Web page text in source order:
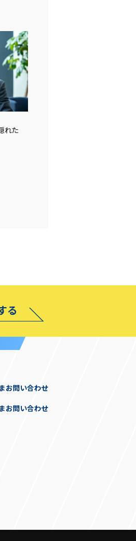
れた
る
お問い合わせ
お問い合わせ